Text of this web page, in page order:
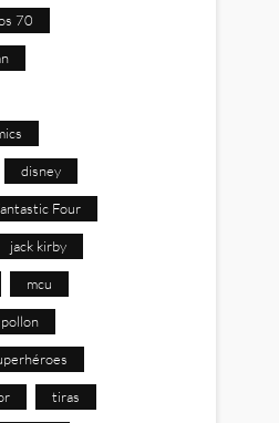
70
disney
Four
jack kirby
mcu
pollon
tiras